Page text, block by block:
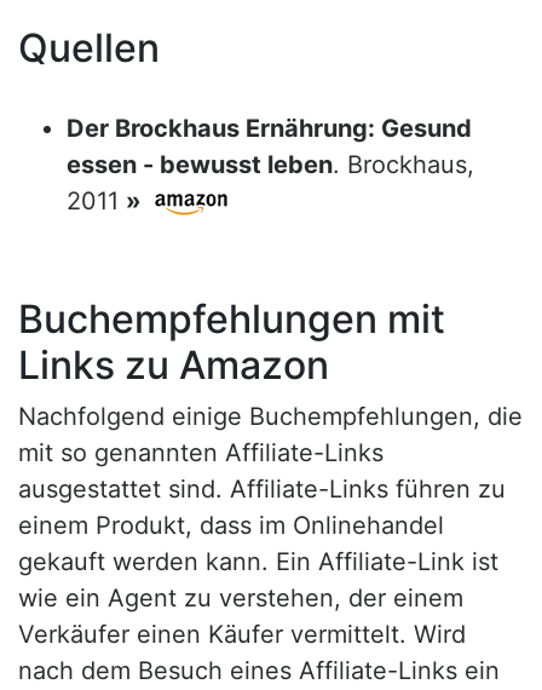
Quellen
Der Brockhaus Ernährung: Gesund
essen - bewusst leben. Brockhaus,
2011 »
Buchempfehlungen mit
Links zu Amazon
Nachfolgend einige Buchempfehlungen, die
mit so genannten Affiliate-Links
ausgestattet sind. Affiliate-Links führen zu
einem Produkt, dass im Onlinehandel
gekauft werden kann. Ein Affiliate-Link ist
wie ein Agent zu verstehen, der einem
Verkäufer einen Käufer vermittelt. Wird
nach dem Besuch eines Affiliate-Links ein